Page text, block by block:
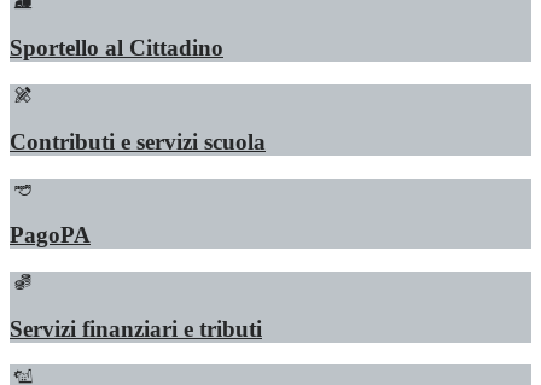
Sportello al Cittadino
Contributi e servizi scuola
PagoPA
Servizi finanziari e tributi